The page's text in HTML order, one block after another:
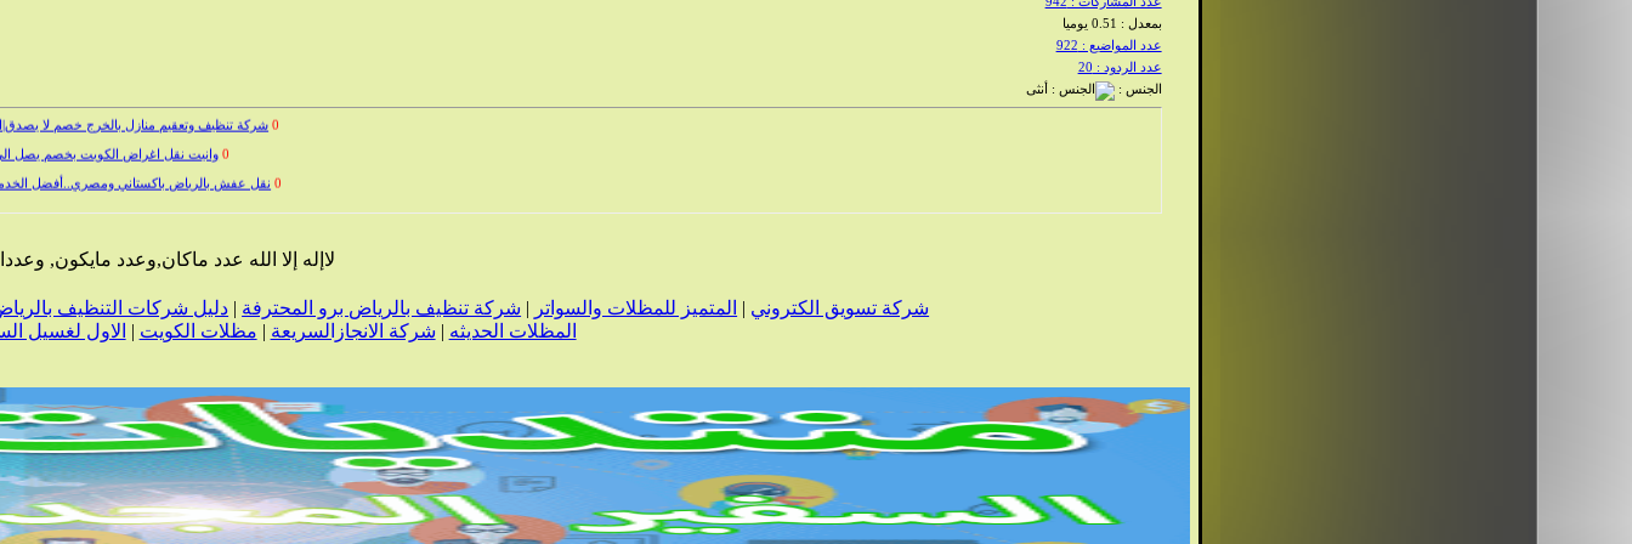
بمعدل : 0.51 يوميا
عدد المواضيع : 922
عدد الردود : 20
الجنس :
0 شركة تنظيف وتعقيم منازل بالخرج خصم لا
0 وانيت نقل اغراض الكويت بخصم يصل الي
نقل عفش بالرياض باكستاني ومصري..أفضل
0 شركة الخيول السريعة لنقل
لاإله إلا الله عدد ماكان,وعدد مايكون,
شركة تسويق الكتروني | المتميز للمظلات والسواتر | شركة تنظيف بالرياض برو المحترفة | دليل شركات التنظيف
المظلات الحديثه | شركة الانجازالسريعة | مظلات الكويت | الاول لغسيل